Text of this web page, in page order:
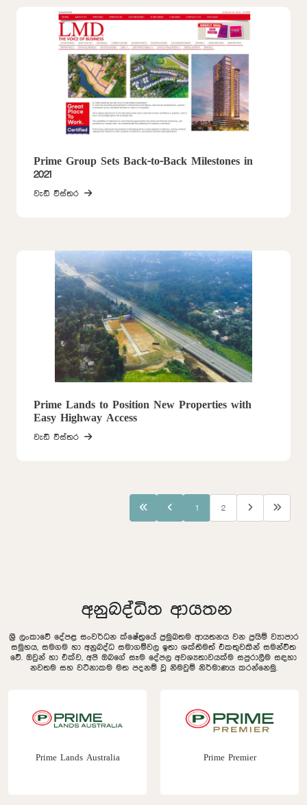
Prime Group Sets Back-to-Back Milestones in
2021
වැඩි විස්තර
Prime Lands to Position New Properties with
Easy Highway Access
වැඩි විස්තර
1 2
අනුබද්ධිත ආයතන
ශ්‍රී ලංකාවේ දේපළ සංවර්ධන ක්ෂේත්‍රයේ ප්‍රමුඛතම ආයතනය වන ප්‍රයිම් ව්‍යාපාර
සමුහය, සමගම හා අනුබද්ධ සමාගම්වල ඉතා ශක්තිමත් එකතුවකින් සමන්විත
වේ. ඔවුන් හා එක්ව, අපි ඔබගේ සෑම දේපල අවශ්‍යතාවයක්ම සපුරාලීම සඳහා
නවතම සහ වටිනාකම මත පදනම් වූ නිමවුම් නිර්මාණය කරන්නෙමු.
Prime Lands Australia Prime Premier